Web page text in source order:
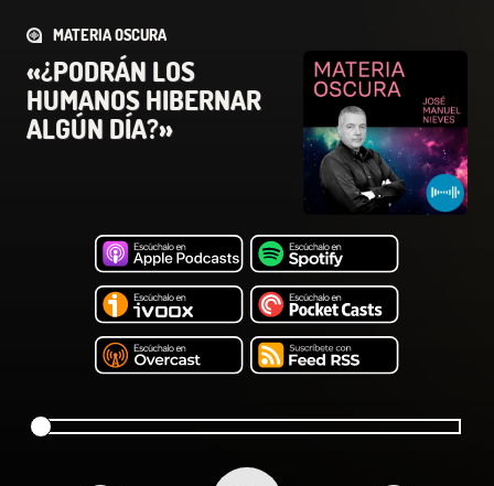
MATERIA OSCURA
«¿PODRÁN LOS
HUMANOS HIBERNAR
ALGÚN DÍA?»